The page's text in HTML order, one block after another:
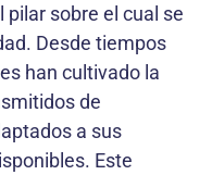
sobre el cual se
Desde tiempos
han cultivado la
de
a sus
Este